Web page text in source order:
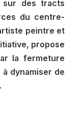
sur des tracts
du centre-
peintre et
propose
la fermeture
dynamiser de